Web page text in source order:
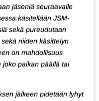
jäseniä seuraavalle
käsitellään JSM-
sekä pureudutaan
niiden käsittelyn
on mahdollisuus
paikan päällä tai
jälkeen pidetään lyhyt